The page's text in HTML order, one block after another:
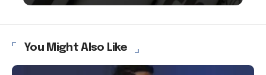
You Might Also Like